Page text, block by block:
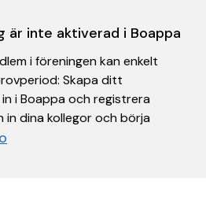
är inte aktiverad i Boappa
i föreningen kan enkelt
Skapa ditt
i Boappa och registrera
in dina kollegor och börja